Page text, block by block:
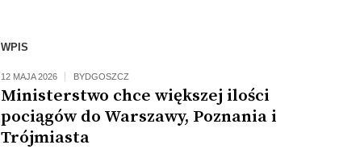
WPIS
12 MAJA 2026 BYDGOSZCZ
Ministerstwo chce większej ilości
pociągów do Warszawy, Poznania i
Trójmiasta